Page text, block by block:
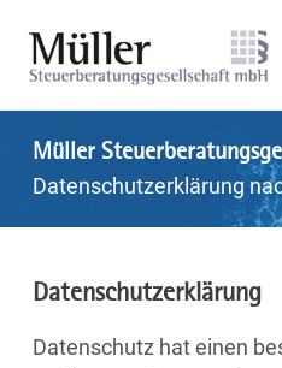
Müller
Datenschutzerklärung
Datenschutzerklärung
Datenschutz hat einen